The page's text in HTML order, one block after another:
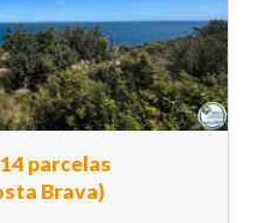
parcelas
Brava)